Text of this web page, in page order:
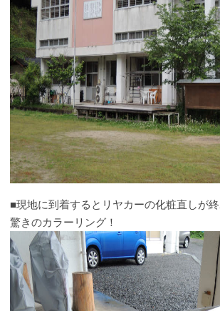
■現地に到着するとリヤカーの化粧直しが終
驚きのカラーリング！